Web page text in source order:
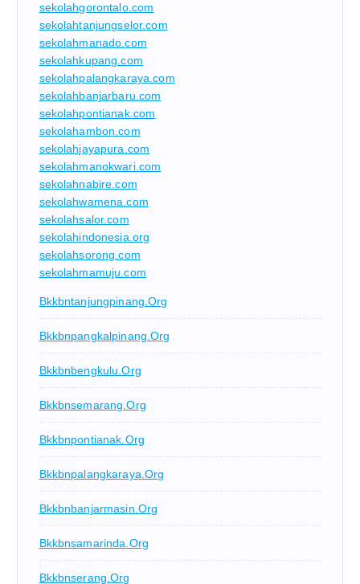
sekolahgorontalo.com
sekolahtanjungselor.com
sekolahmanado.com
sekolahkupang.com
sekolahpalangkaraya.com
sekolahbanjarbaru.com
sekolahpontianak.com
sekolahambon.com
sekolahjayapura.com
sekolahmanokwari.com
sekolahnabire.com
sekolahwamena.com
sekolahsalor.com
sekolahindonesia.org
sekolahsorong.com
sekolahmamuju.com
Bkkbntanjungpinang.org
Bkkbnpangkalpinang.org
Bkkbnbengkulu.org
Bkkbnsemarang.org
Bkkbnpontianak.org
Bkkbnpalangkaraya.org
Bkkbnbanjarmasin.org
Bkkbnsamarinda.org
Bkkbnserang.org